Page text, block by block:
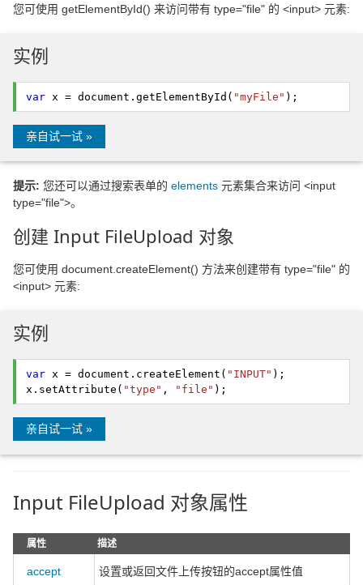
您可使用 getElementById() 来访问带有 type="file" 的 <input> 元素:
实例
var x = document. getElementById ( "myFile" );
亲自试一试 »
提示: 您还可以通过搜索表单的 elements 元素集合来访问 <input
type="file">。
创建 Input FileUpload 对象
您可使用 document.createElement() 方法来创建带有 type="file" 的
<input> 元素:
实例
var x = document. createElement ( "INPUT" );
x. setAttribute ( "type" , "file" );
亲自试一试 »
Input FileUpload 对象属性
属性 描述
accept 设置或返回文件上传按钮的accept属性值